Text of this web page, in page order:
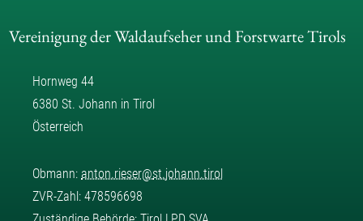
Vereinigung der Waldaufseher und Forstwarte Tirols
Hornweg 44
6380 St. Johann in Tirol
Österreich
Obmann: anton.rieser@st.johann.tirol
ZVR-Zahl: 478596698